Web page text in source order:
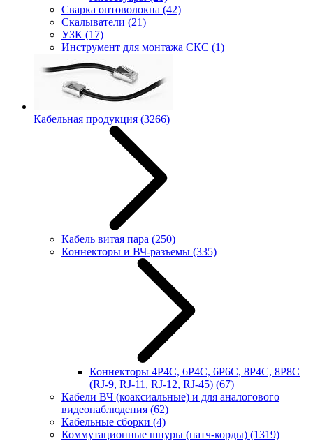
Сварка оптоволокна (42)
Скалыватели (21)
УЗК (17)
Инструмент для монтажа СКС (1)
Кабельная продукция (3266)
Кабель витая пара (250)
Коннекторы и ВЧ-разъемы (335)
Коннекторы 4P4C, 6P4C, 6P6C, 8P4C, 8P8C
(RJ-9, RJ-11, RJ-12, RJ-45) (67)
Кабели ВЧ (коаксиальные) и для аналогового
видеонаблюдения (62)
Кабельные сборки (4)
Коммутационные шнуры (патч-корды) (1319)